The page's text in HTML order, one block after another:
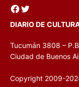
Facebook Twitter
DIARIO DE
Tucumán 3808 –
Ciudad de Buenos
Copyright 2009-